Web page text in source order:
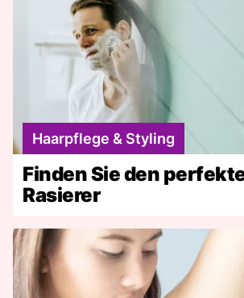
Haarpflege & Styling
Finden Sie den
Rasierer